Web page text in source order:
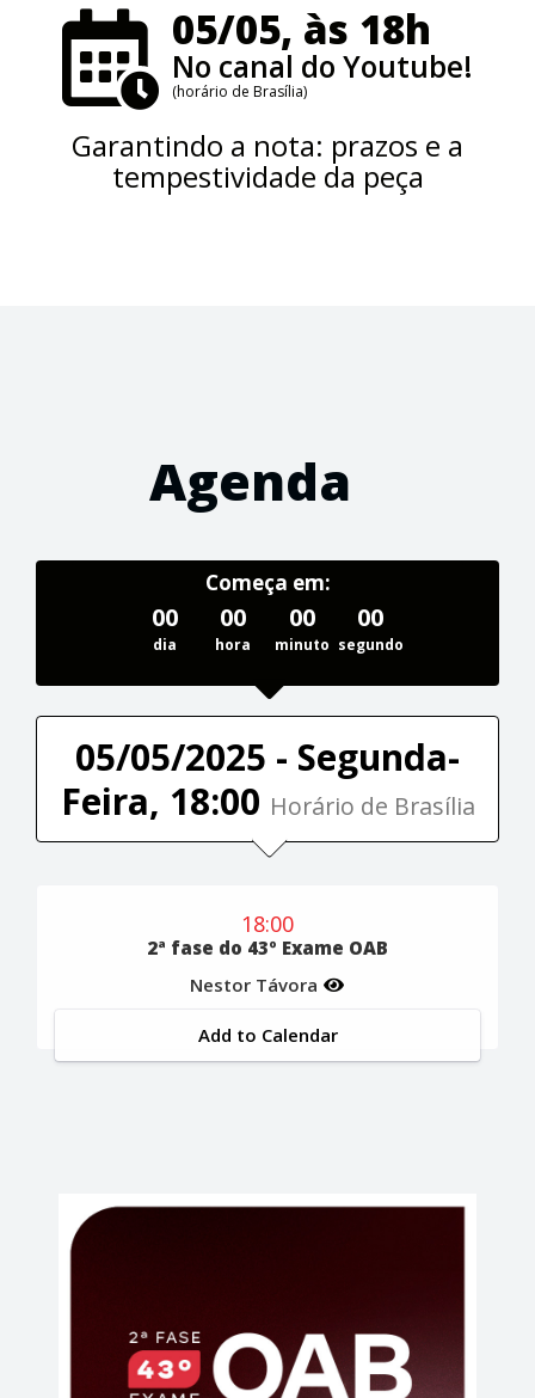
05/05, às 18h
No canal do Youtube!
(horário de Brasília)
Garantindo a nota: prazos e a
tempestividade da peça
Agenda
Começa em:
00
dia
00
hora
00
minuto
00
segundo
05/05/2025 - Segunda-
Feira, 18:00 Horário de Brasília
18:00
2ª fase do 43º Exame OAB
Nestor Távora
Add to Calendar